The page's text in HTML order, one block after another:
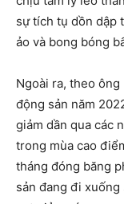
sự tích tụ dồn dập
ảo và bong bóng
Ngoài ra, theo
động sản năm
giảm dần qua các
trong mùa cao
tháng đóng băng
sản đang đi